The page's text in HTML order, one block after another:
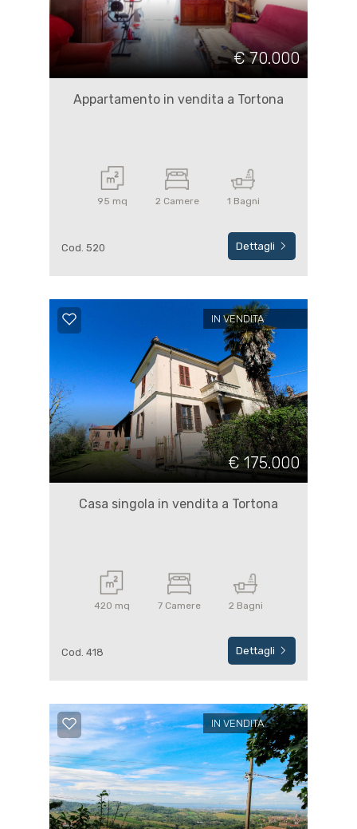
€ 70.000
Appartamento in vendita a Tortona
95 mq 2 Camere 1 Bagni
Cod. 520 Dettagli
IN VENDITA
€ 175.000
Casa singola in vendita a Tortona
420 mq 7 Camere 2 Bagni
Cod. 418 Dettagli
IN VENDITA